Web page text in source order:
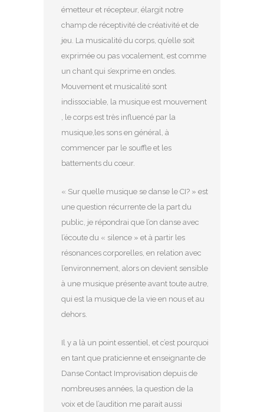
émetteur et récepteur, élargit notre
champ de réceptivité de créativité et de
jeu. La musicalité du corps, qu’elle soit
exprimée ou pas vocalement, est comme
un chant qui s’exprime en ondes.
Mouvement et musicalité sont
indissociable, la musique est mouvement
, le corps est très influencé par la
musique,les sons en général, à
commencer par le souffle et les
battements du cœur.
« Sur quelle musique se danse le CI? » est
une question récurrente de la part du
public, je répondrai que l’on danse avec
l’écoute du « silence » et à partir les
résonances corporelles, en relation avec
l’environnement, alors on devient sensible
à une musique présente avant toute autre,
qui est la musique de la vie en nous et au
dehors.
Il y a là un point essentiel, et c’est pourquoi
en tant que praticienne et enseignante de
Danse Contact Improvisation depuis de
nombreuses années, la question de la
voix et de l’audition me parait aussi